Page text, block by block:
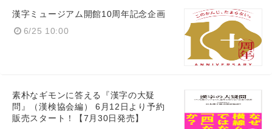
漢字ミュージアム開館10周年記念企画
6/25 10:00
素朴なギモンに答える『漢字の大疑
問』（漢検協会編） 6月12日より予約
販売スタート！【7月30日発売】